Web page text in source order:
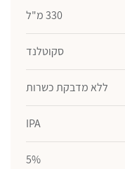
330 מ"ל
סקוטלנד
ללא מדבקת כשרות
IPA
5%